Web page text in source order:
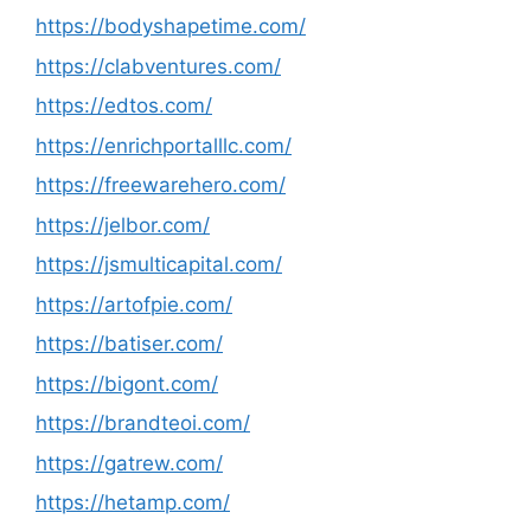
https://bodyshapetime.com/
https://clabventures.com/
https://edtos.com/
https://enrichportalllc.com/
https://freewarehero.com/
https://jelbor.com/
https://jsmulticapital.com/
https://artofpie.com/
https://batiser.com/
https://bigont.com/
https://brandteoi.com/
https://gatrew.com/
https://hetamp.com/